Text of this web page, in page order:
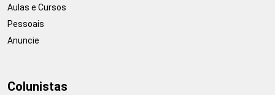
Aulas e Cursos
Pessoais
Anuncie
Colunistas